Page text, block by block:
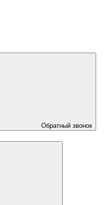
Обратный звонок